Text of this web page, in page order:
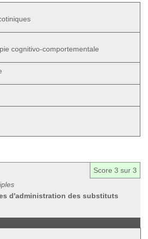
cognitivo-comportementale
Score 3 sur 3
d'administration des substituts